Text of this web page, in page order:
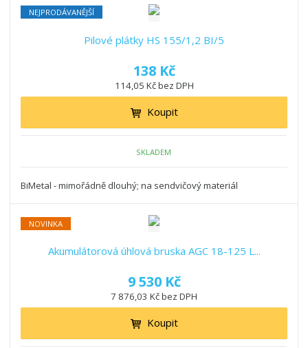
NEJPRODÁVANĚJŠÍ
Pilové plátky HS 155/1,2 BI/5
138 Kč
114,05 Kč bez DPH
Koupit
SKLADEM
BiMetal - mimořádně dlouhý; na sendvičový materiál
NOVINKA
Akumulátorová úhlová bruska AGC 18-125 L...
9 530 Kč
7 876,03 Kč bez DPH
Koupit